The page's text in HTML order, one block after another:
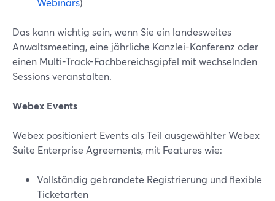
Das kann wichtig sein, wenn Sie ein landesweites
Anwaltsmeeting, eine jährliche Kanzlei-Konferenz oder
einen Multi-Track-Fachbereichsgipfel mit wechselnden
Sessions veranstalten.
Webex Events
Webex positioniert Events als Teil ausgewählter Webex
Suite Enterprise Agreements, mit Features wie:
Vollständig gebrandete Registrierung und flexible
Ticketarten